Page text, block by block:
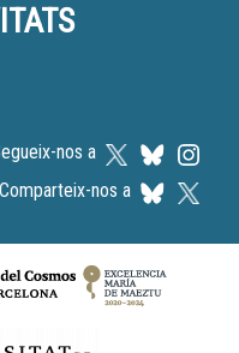
nos a
Comparteix-nos a